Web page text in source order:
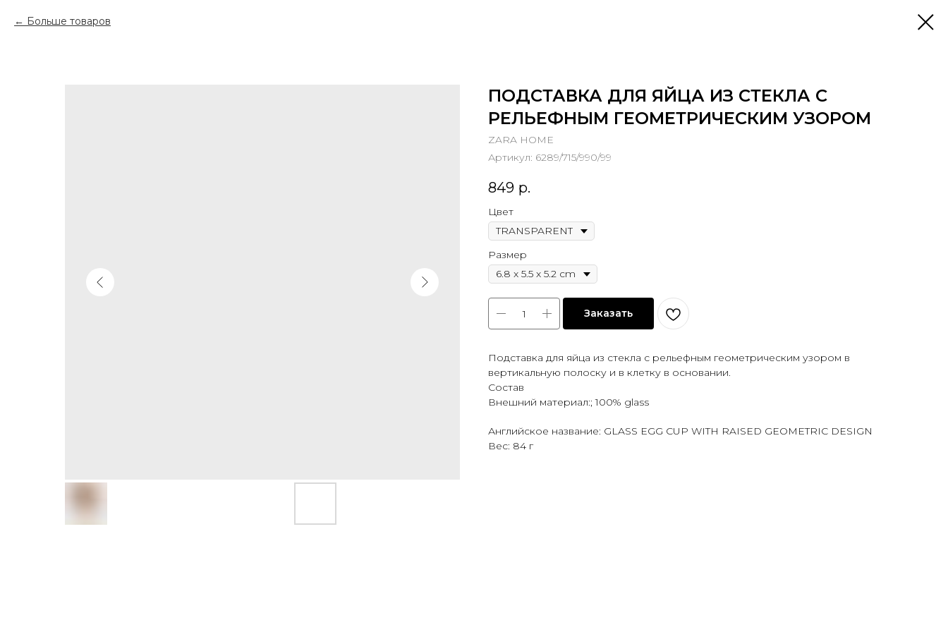
Больше товаров
ПОДСТАВКА ДЛЯ ЯЙЦА ИЗ СТЕКЛА С
РЕЛЬЕФНЫМ ГЕОМЕТРИЧЕСКИМ УЗОРОМ
ZARA HOME
Артикул: 6289/715/990/99
849 р.
Цвет
Размер
Заказать
Подставка для яйца из стекла с рельефным геометрическим узором в
вертикальную полоску и в клетку в основании.
Состав
Внешний материал:; 100% glass
Английское название: GLASS EGG CUP WITH RAISED GEOMETRIC DESIGN
Вес: 84 г